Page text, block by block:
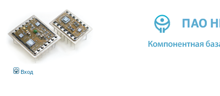
Вход